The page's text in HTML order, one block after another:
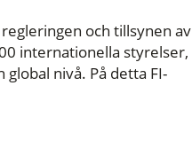
och tillsynen av
internationella styrelser,
nivå. På detta FI-